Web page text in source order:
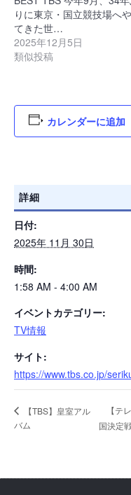
りに東京・国立競技場へ
てきた世…
2025年12月5日
類似投稿
カレンダーに追加
詳細
日付:
2025年 11月 30日
時間:
1:58 AM - 4:00 AM
イベントカテゴリー:
TV情報
サイト:
https://www.tbs.co.jp/
【TBS】皇室アル
バム
【テ
国決定